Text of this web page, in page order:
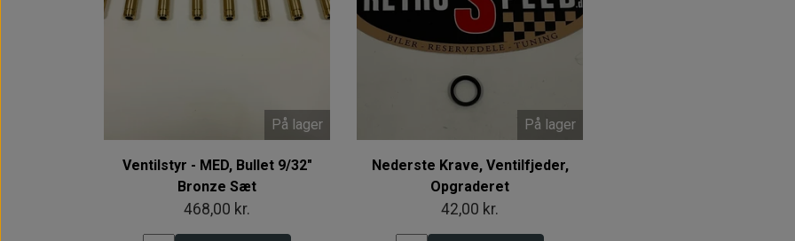
På lager
Ventilstyr - MED, Bullet 9/32"
Bronze Sæt
468,00 kr.
På lager
Nederste Krave, Ventilfjeder,
Opgraderet
42,00 kr.